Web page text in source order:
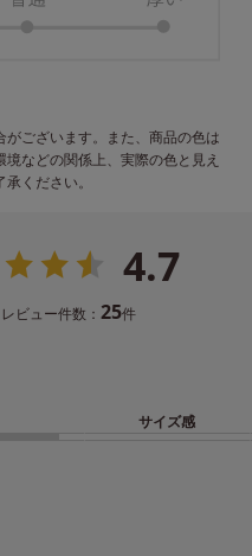
ございます。また、商品の色は
などの関係上、実際の色と見え
ください。
4.7
レビュー件数： 25件
サイズ感